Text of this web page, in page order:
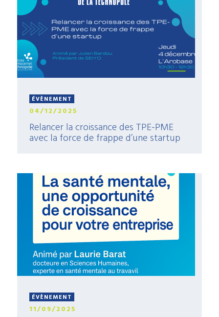
ÉVÈNEMENT
04/12/2025
Relancer la croissance des TPE-PME
avec la force de frappe d’une startup
ÉVÈNEMENT
11/09/2025